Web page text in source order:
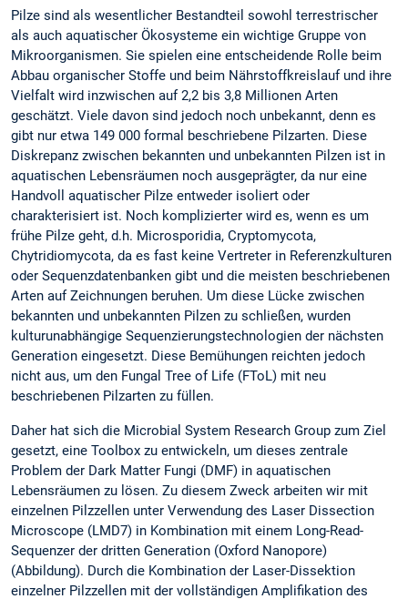
Pilze sind als wesentlicher Bestandteil sowohl terrestrischer
als auch aquatischer Ökosysteme ein wichtige Gruppe von
Mikroorganismen. Sie spielen eine entscheidende Rolle beim
Abbau organischer Stoffe und beim Nährstoffkreislauf und ihre
Vielfalt wird inzwischen auf 2,2 bis 3,8 Millionen Arten
geschätzt. Viele davon sind jedoch noch unbekannt, denn es
gibt nur etwa 149 000 formal beschriebene Pilzarten. Diese
Diskrepanz zwischen bekannten und unbekannten Pilzen ist in
aquatischen Lebensräumen noch ausgeprägter, da nur eine
Handvoll aquatischer Pilze entweder isoliert oder
charakterisiert ist. Noch komplizierter wird es, wenn es um
frühe Pilze geht, d.h. Microsporidia, Cryptomycota,
Chytridiomycota, da es fast keine Vertreter in Referenzkulturen
oder Sequenzdatenbanken gibt und die meisten beschriebenen
Arten auf Zeichnungen beruhen. Um diese Lücke zwischen
bekannten und unbekannten Pilzen zu schließen, wurden
kulturunabhängige Sequenzierungstechnologien der nächsten
Generation eingesetzt. Diese Bemühungen reichten jedoch
nicht aus, um den Fungal Tree of Life (FToL) mit neu
beschriebenen Pilzarten zu füllen.
Daher hat sich die Microbial System Research Group zum Ziel
gesetzt, eine Toolbox zu entwickeln, um dieses zentrale
Problem der Dark Matter Fungi (DMF) in aquatischen
Lebensräumen zu lösen. Zu diesem Zweck arbeiten wir mit
einzelnen Pilzzellen unter Verwendung des Laser Dissection
Microscope (LMD7) in Kombination mit einem Long-Read-
Sequenzer der dritten Generation (Oxford Nanopore)
(Abbildung). Durch die Kombination der Laser-Dissektion
einzelner Pilzzellen mit der vollständigen Amplifikation des